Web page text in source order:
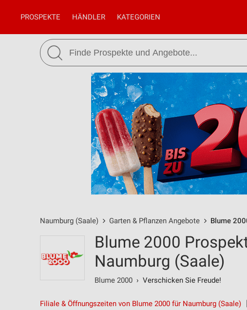
PROSPEKTE HÄNDLER KATEGORIEN
Naumburg (Saale) Garten & Pflanzen Angebote Blume
Blume 2000
Naumburg (Saale)
Blume 2000 › Verschicken Sie Freude!
Filiale & Öffnungszeiten von Blume 2000 für Naumburg (Saale)